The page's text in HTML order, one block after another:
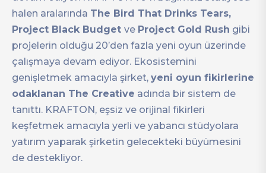
halen aralarında The Bird That Drinks Tears,
Project Black Budget ve Project Gold Rush gibi
projelerin olduğu 20’den fazla yeni oyun üzerinde
çalışmaya devam ediyor. Ekosistemini
genişletmek amacıyla şirket, yeni oyun fikirlerine
odaklanan The Creative adında bir sistem de
tanıttı. KRAFTON, eşsiz ve orijinal fikirleri
keşfetmek amacıyla yerli ve yabancı stüdyolara
yatırım yaparak şirketin gelecekteki büyümesini
de destekliyor.